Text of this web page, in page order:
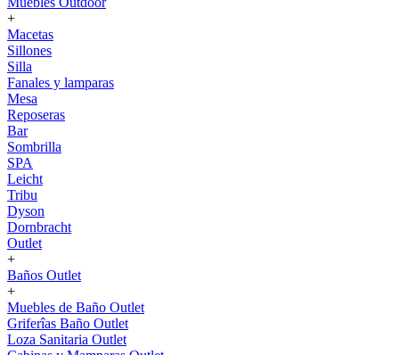
+
Macetas
Sillones
Silla
Fanales y lamparas
Mesa
Reposeras
Bar
Sombrilla
SPA
Leicht
Tribu
Dyson
Dornbracht
Outlet
+
Baños Outlet
+
Muebles de Baño Outlet
Griferîas Baño Outlet
Loza Sanitaria Outlet